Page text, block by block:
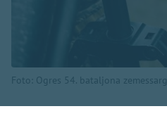
Foto: Ogres 54. bataljona zemessargi